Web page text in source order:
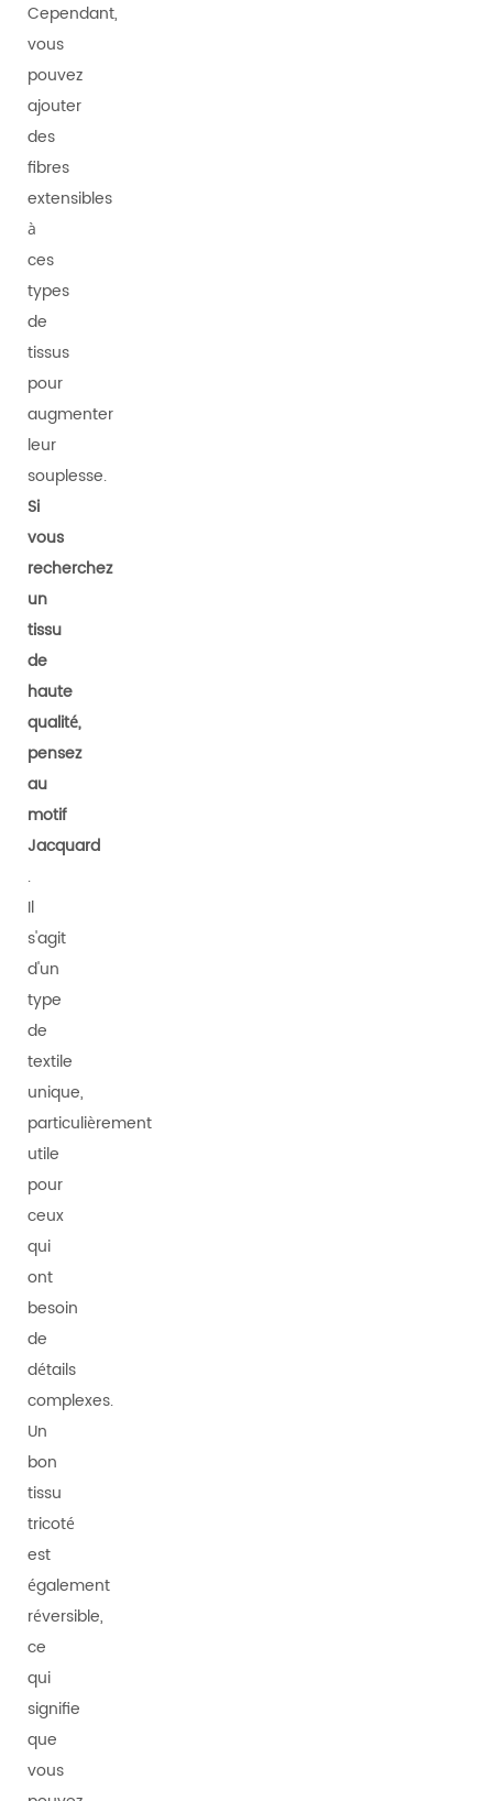
Cependant,
vous
pouvez
ajouter
des
fibres
extensibles
à
ces
types
de
tissus
pour
augmenter
leur
souplesse.
Si
vous
recherchez
un
tissu
de
haute
qualité,
pensez
au
motif
Jacquard
.
Il
s'agit
d'un
type
de
textile
unique,
particulièrement
utile
pour
ceux
qui
ont
besoin
de
détails
complexes.
Un
bon
tissu
tricoté
est
également
réversible,
ce
qui
signifie
que
vous